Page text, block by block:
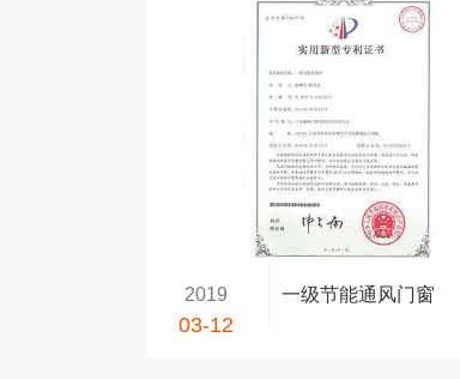
2019
03-12
一级节能通风门窗